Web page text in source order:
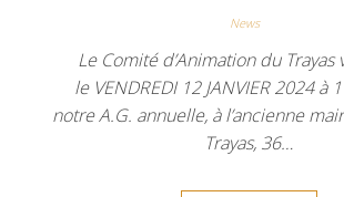
News
Le Comité d’Animation du Trayas
le VENDREDI 12 JANVIER 2024 à
notre A.G. annuelle, à l’ancienne
Trayas, 36…